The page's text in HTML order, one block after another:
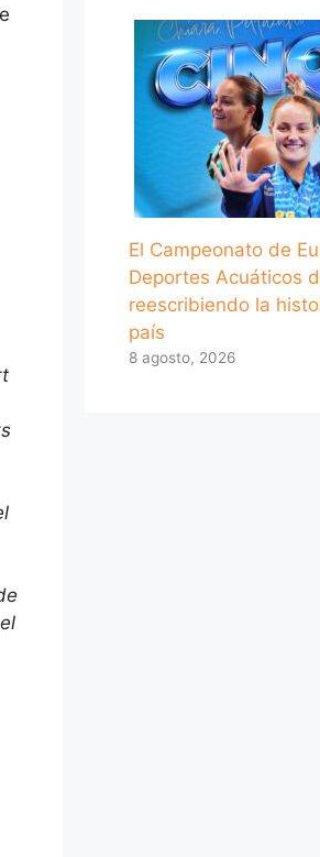
El Campeonato de
Deportes Acuáticos
reescribiendo la
país
8 agosto, 2026